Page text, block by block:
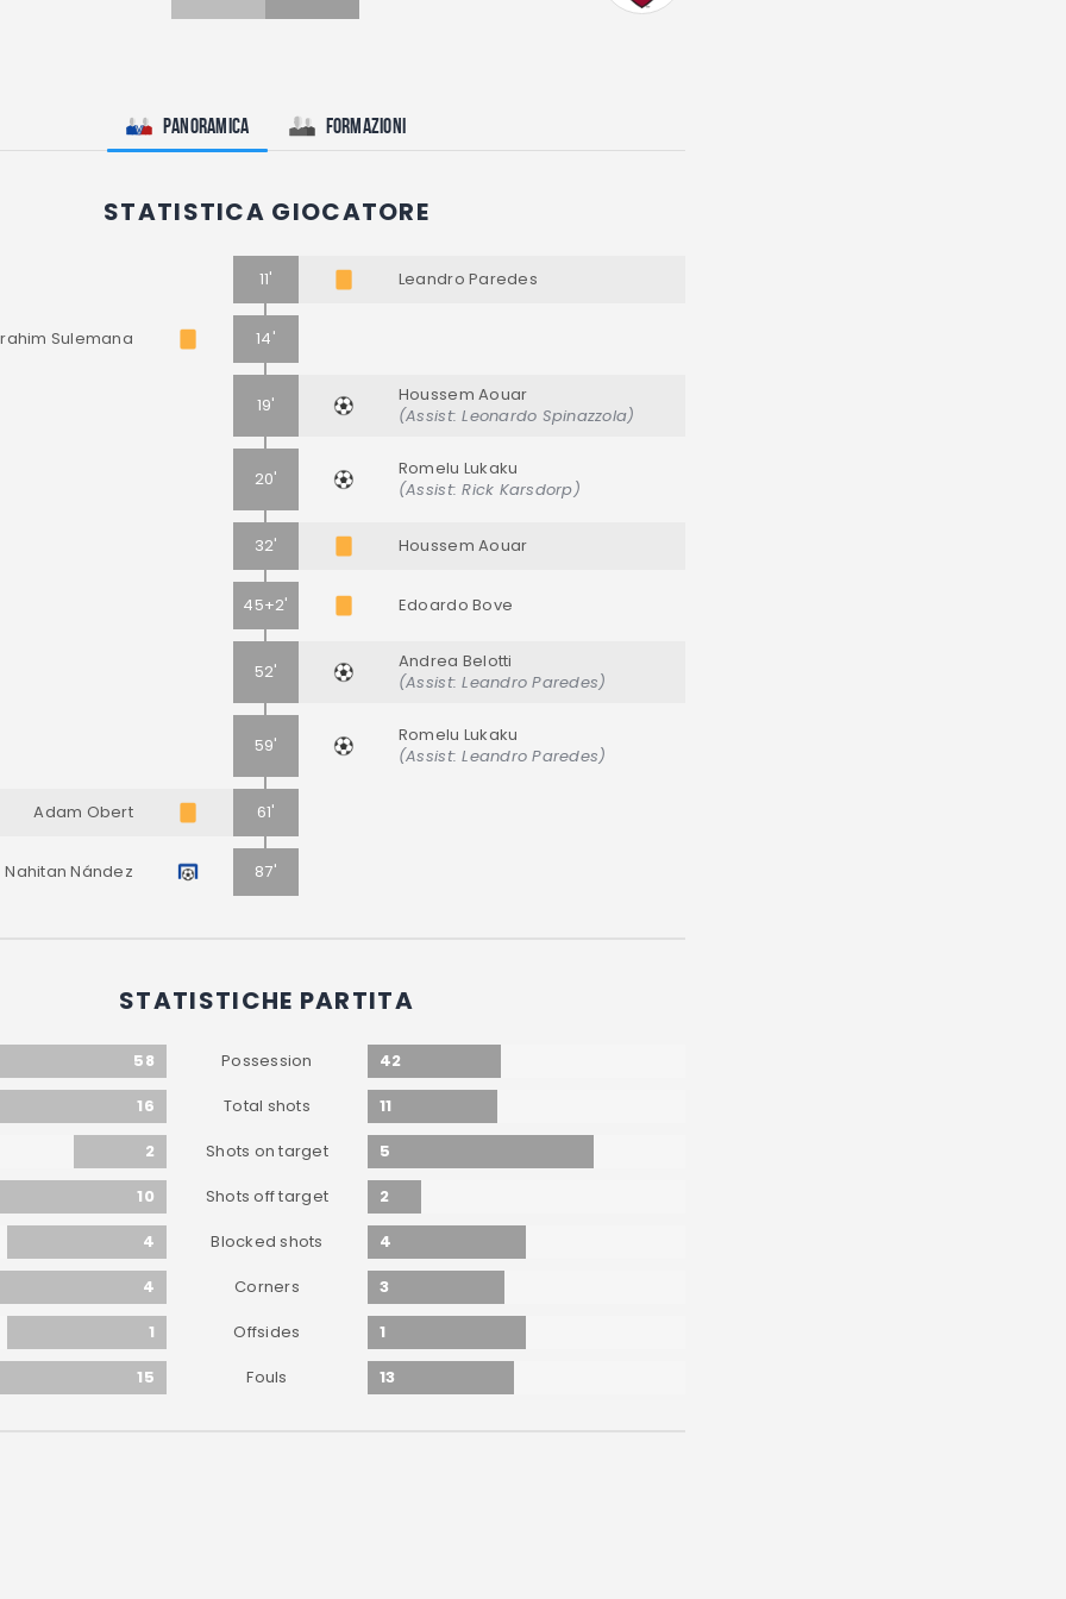
Panoramica Formazioni
STATISTICA GIOCATORE
11' Leandro Paredes
Sulemana 14'
19'
Houssem Aouar
(Assist: Leonardo Spinazzola)
20'
Romelu Lukaku
(Assist: Rick Karsdorp)
32' Houssem Aouar
45+2' Edoardo Bove
52'
Andrea Belotti
(Assist: Leandro Paredes)
59'
Romelu Lukaku
(Assist: Leandro Paredes)
Adam Obert 61'
Nahitan Nández 87'
STATISTICHE PARTITA
58 Possession
42
16
Total shots
11
2
Shots on target
5
10
Shots off target
2
4
Blocked shots
4
4
Corners
3
1
Offsides
1
15
Fouls 13